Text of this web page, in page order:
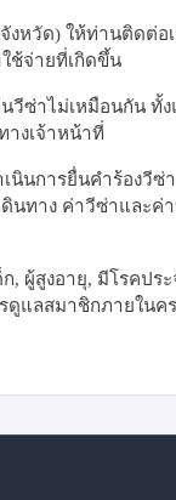
หวัด) ให้ท่านติดต่
ช้จ่ายที่เกิดขึ้น
วีซ่าไม่เหมือนกัน
างเจ้าหน้าที่
นินการยื่นคำร้องวี
นทาง ค่าวีซ่าและค่
ก, ผู้สูงอายุ, มีโรคปร
แลสมาชิกภายในค